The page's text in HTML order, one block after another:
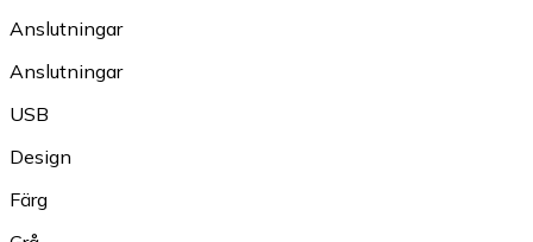
Anslutningar
Anslutningar
USB
Design
Färg